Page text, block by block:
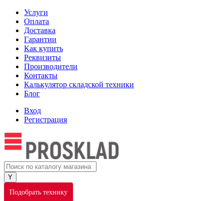
Услуги
Оплата
Доставка
Гарантии
Как купить
Реквизиты
Производители
Контакты
Калькулятор складской техники
Блог
Вход
Регистрация
Подобрать технику